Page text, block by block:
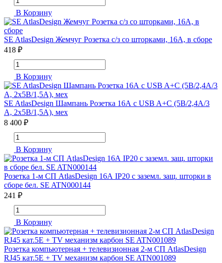
В Корзину
SE AtlasDesign Жемчуг Розетка с/з со шторками, 16А, в сборе
418 ₽
В Корзину
SE AtlasDesign Шампань Розетка 16А с USB A+C (5В/2,4А/3
А, 2х5В/1,5А), мех
8 400 ₽
В Корзину
Розетка 1-м СП AtlasDesign 16А IP20 с заземл. защ. шторки в
сборе бел. SE ATN000144
241 ₽
В Корзину
Розетка компьютерная + телевизионная 2-м СП AtlasDesign
RJ45 кат.5E + TV механизм карбон SE ATN001089